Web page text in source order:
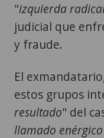
"izquierda
judicial que
y fraude.
El
estos grupos
resultado" del
llamado